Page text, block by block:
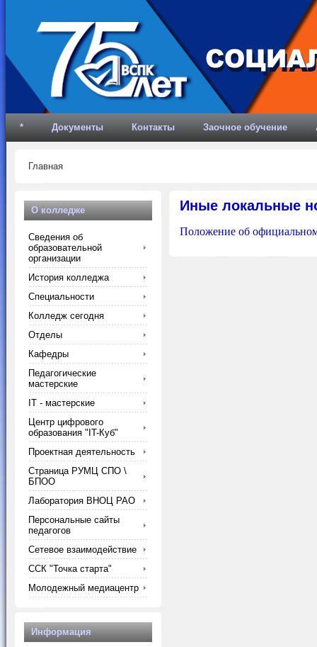
* Документы Контакты Заочное обучение
Главная
Иные локальные
Положение об
О колледже
Сведения об
образовательной
организации
История колледжа
Специальности
Колледж сегодня
Отделы
Кафедры
Педагогические
мастерские
IT - мастерские
Центр цифрового
образования "IT-Куб"
Проектная деятельность
Страница РУМЦ СПО \
БПОО
Лаборатория ВНОЦ РАО
Персональные сайты
педагогов
Сетевое взаимодействие
ССК "Точка старта"
Молодежный медиацентр
Информация